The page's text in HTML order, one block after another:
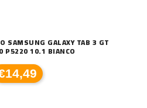
SAMSUNG GALAXY TAB 3 GT
P5220 10.1 BIANCO